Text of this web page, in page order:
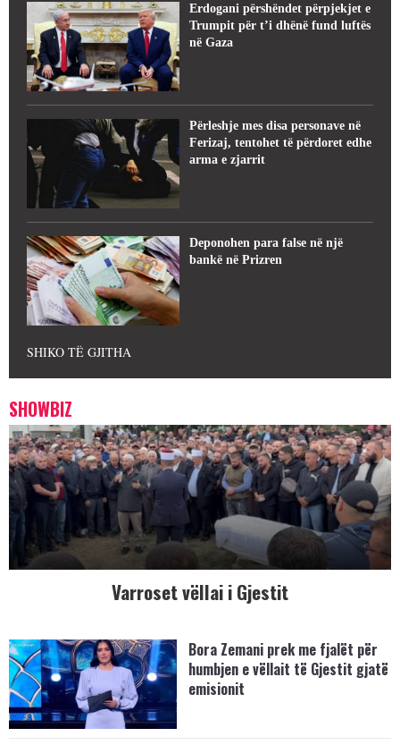
Erdogani përshëndet përpjekjet e
Trumpit për t’i dhënë fund luftës
në Gaza
Përleshje mes disa personave në
Ferizaj, tentohet të përdoret edhe
arma e zjarrit
Deponohen para false në një
bankë në Prizren
SHIKO TË GJITHA
SHOWBIZ
Varroset vëllai i Gjestit
Bora Zemani prek me fjalët për
humbjen e vëllait të Gjestit gjatë
emisionit